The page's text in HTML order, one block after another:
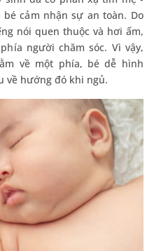
cảm nhận sự an toàn. Do
nói quen thuộc và hơi ấm,
người chăm sóc. Vì vậy,
về một phía, bé dễ hình
về hướng đó khi ngủ.